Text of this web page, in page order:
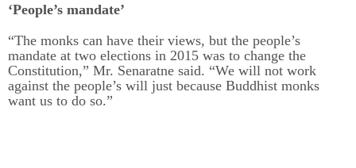
‘People’s mandate’
“The monks can have their views, but the people’s
mandate at two elections in 2015 was to change the
Constitution,” Mr. Senaratne said. “We will not work
against the people’s will just because Buddhist monks
want us to do so.”